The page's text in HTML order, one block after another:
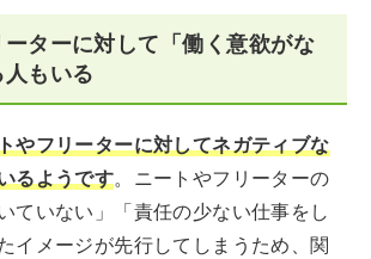
ターに対して「働く意欲がな
もいる
やフリーターに対してネガティブな
るようです。ニートやフリーターの
ていない」「責任の少ない仕事をし
イメージが先行してしまうため、関